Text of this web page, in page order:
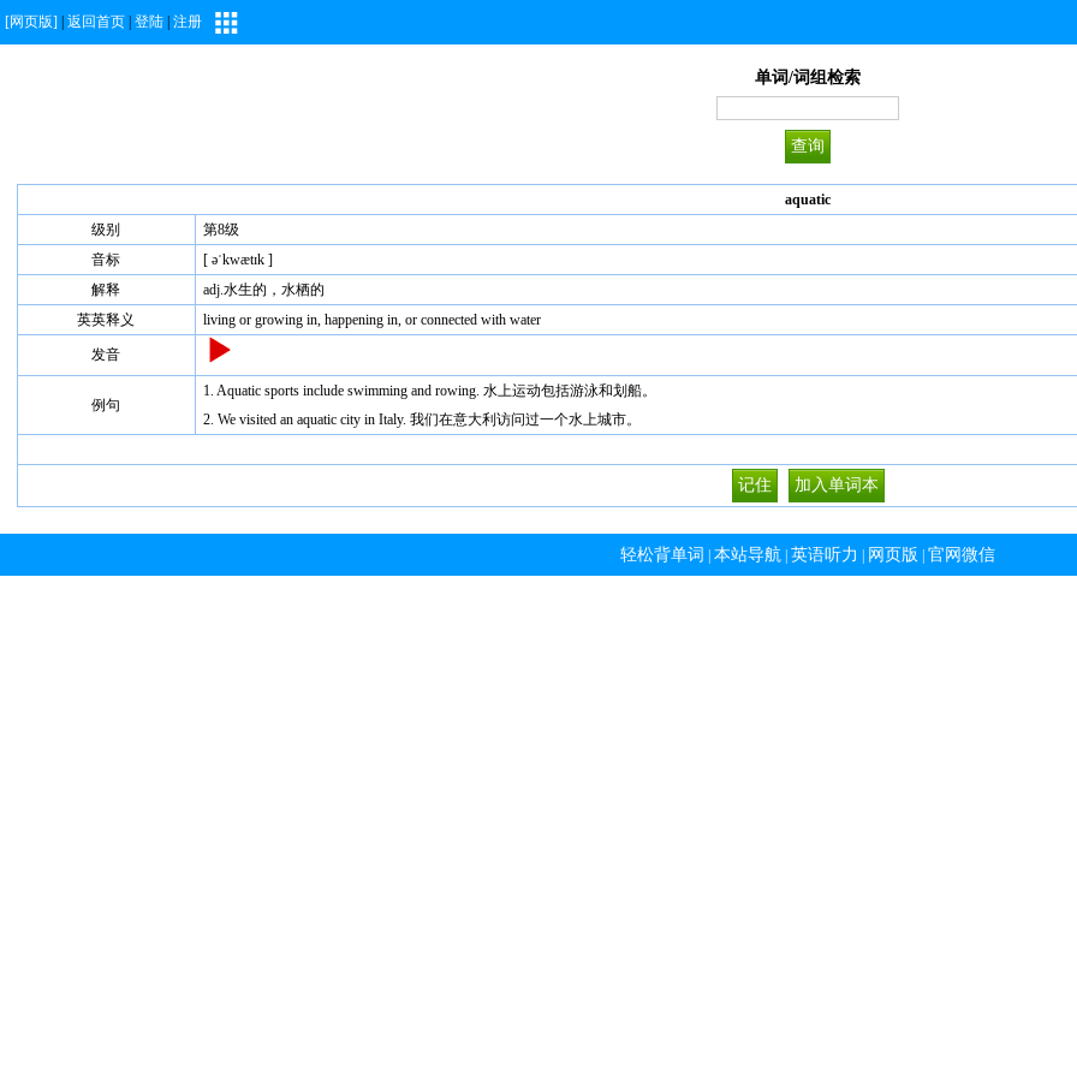
[网页版] 返回首页 登陆 注册
单词/词组检索
aquatic
级别
第8级
音标
[ əˈkwætɪk ]
解释
adj.水生的，水栖的
英英释义
living or growing in, happening in, or connected with water
发音
例句
1. Aquatic sports include swimming and rowing. 水上运动包括游泳和划船。
2. We visited an aquatic city in Italy. 我们在意大利访问过一个水上城市。
轻松背单词 本站导航 英语听力 网页版 官网微信